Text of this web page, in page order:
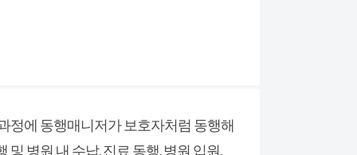
정에 동행매니저가 보호자처럼 동행해
병원 내 수납, 진료 동행, 병원 입원,